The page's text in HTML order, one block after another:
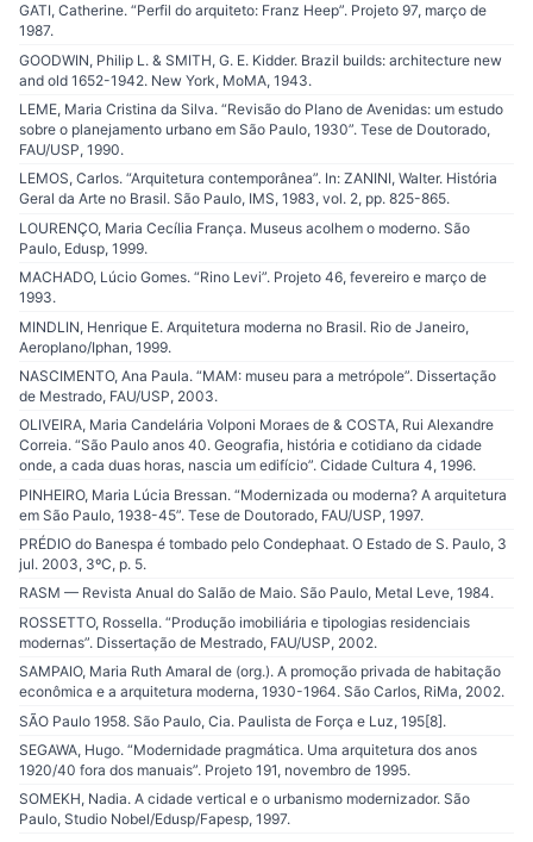
GATI, Catherine. “Perfil do arquiteto: Franz Heep”. Projeto 97, março de
1987.
GOODWIN, Philip L. & SMITH, G. E. Kidder. Brazil builds: architecture new
and old 1652-1942. New York, MoMA, 1943.
LEME, Maria Cristina da Silva. “Revisão do Plano de Avenidas: um estudo
sobre o planejamento urbano em São Paulo, 1930”. Tese de Doutorado,
FAU/USP, 1990.
LEMOS, Carlos. “Arquitetura contemporânea”. In: ZANINI, Walter. História
Geral da Arte no Brasil. São Paulo, IMS, 1983, vol. 2, pp. 825-865.
LOURENÇO, Maria Cecília França. Museus acolhem o moderno. São
Paulo, Edusp, 1999.
MACHADO, Lúcio Gomes. “Rino Levi”. Projeto 46, fevereiro e março de
1993.
MINDLIN, Henrique E. Arquitetura moderna no Brasil. Rio de Janeiro,
Aeroplano/Iphan, 1999.
NASCIMENTO, Ana Paula. “MAM: museu para a metrópole”. Dissertação
de Mestrado, FAU/USP, 2003.
OLIVEIRA, Maria Candelária Volponi Moraes de & COSTA, Rui Alexandre
Correia. “São Paulo anos 40. Geografia, história e cotidiano da cidade
onde, a cada duas horas, nascia um edifício”. Cidade Cultura 4, 1996.
PINHEIRO, Maria Lúcia Bressan. “Modernizada ou moderna? A arquitetura
em São Paulo, 1938-45”. Tese de Doutorado, FAU/USP, 1997.
PRÉDIO do Banespa é tombado pelo Condephaat. O Estado de S. Paulo, 3
jul. 2003, 3ºC, p. 5.
RASM — Revista Anual do Salão de Maio. São Paulo, Metal Leve, 1984.
ROSSETTO, Rossella. “Produção imobiliária e tipologias residenciais
modernas”. Dissertação de Mestrado, FAU/USP, 2002.
SAMPAIO, Maria Ruth Amaral de (org.). A promoção privada de habitação
econômica e a arquitetura moderna, 1930-1964. São Carlos, RiMa, 2002.
SÃO Paulo 1958. São Paulo, Cia. Paulista de Força e Luz, 195[8].
SEGAWA, Hugo. “Modernidade pragmática. Uma arquitetura dos anos
1920/40 fora dos manuais”. Projeto 191, novembro de 1995.
SOMEKH, Nadia. A cidade vertical e o urbanismo modernizador. São
Paulo, Studio Nobel/Edusp/Fapesp, 1997.